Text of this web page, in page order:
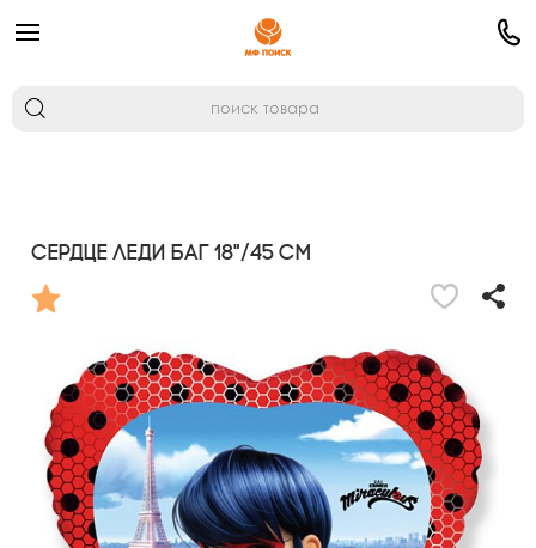
Сердце Леди Баг 18"/45 см